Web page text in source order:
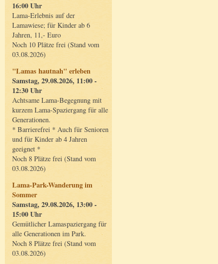
16:00 Uhr
Lama-Erlebnis auf der
Lamawiese; für Kinder ab 6
Jahren, 11,- Euro
Noch 10 Plätze frei (Stand vom
03.08.2026)
"Lamas hautnah" erleben
Samstag, 29.08.2026, 11:00 -
12:30 Uhr
Achtsame Lama-Begegnung mit
kurzem Lama-Spaziergang für alle
Generationen.
* Barrierefrei * Auch für Senioren
und für Kinder ab 4 Jahren
geeignet *
Noch 8 Plätze frei (Stand vom
03.08.2026)
Lama-Park-Wanderung im
Sommer
Samstag, 29.08.2026, 13:00 -
15:00 Uhr
Gemütlicher Lamaspaziergang für
alle Generationen im Park.
Noch 8 Plätze frei (Stand vom
03.08.2026)